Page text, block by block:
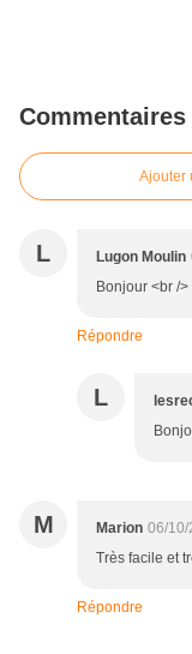
Commentaires
Ajouter
L Lugon Moulin
Bonjour <br /
Répondre
L
M Marion 06/10/
Très facile et
Répondre